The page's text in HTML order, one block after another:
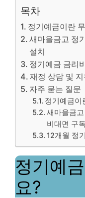
목차
정기예금이란
새마을금고 정
설치
정기예금 금리
재정 상담 및 지
자주 묻는 질문
정기예금이
새마을금
비대면 구
12개월 정
정기예
요?